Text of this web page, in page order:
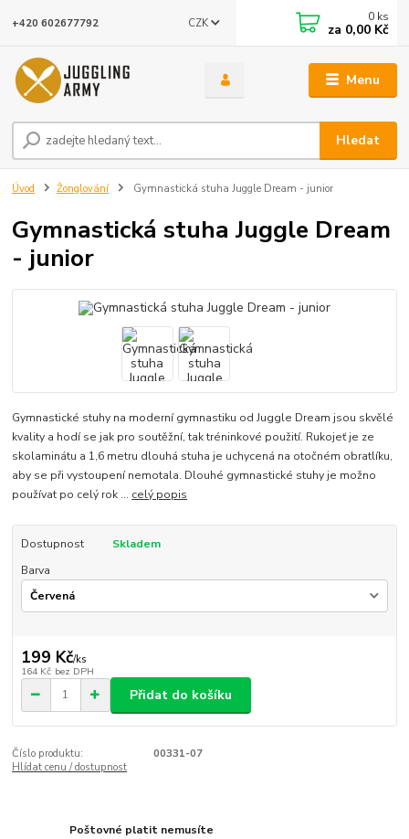
Menu
CZK
Hledat
+420 602677792 0 ks
za 0,00 Kč
Úvod Žonglování Gymnastická stuha Juggle Dream - junior
Gymnastická stuha Juggle Dream
- junior
Gymnastické stuhy na moderní gymnastiku od Juggle Dream jsou skvělé
kvality a hodí se jak pro soutěžní, tak tréninkové použití. Rukojeť je ze
skolaminátu a 1,6 metru dlouhá stuha je uchycená na otočném obratlíku,
aby se při vystoupení nemotala. Dlouhé gymnastické stuhy je možno
používat po celý rok ... celý popis
Dostupnost
Skladem
Barva
199 Kč/ks
164 Kč bez DPH
Přidat do košíku
Číslo produktu:
00331-07
Hlídat cenu / dostupnost
Poštovné platit nemusíte